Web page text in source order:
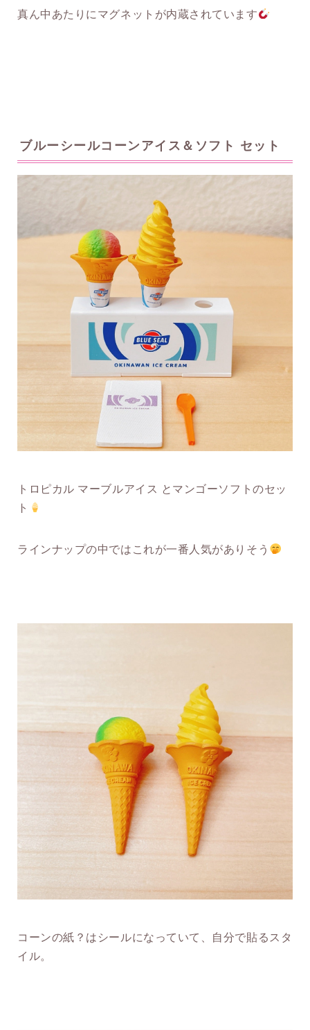
真ん中あたりにマグネットが内蔵されています
ブルーシールコーンアイス＆ソフト セット
トロピカル マーブルアイス とマンゴーソフトのセッ
ト
ラインナップの中ではこれが一番人気がありそう
コーンの紙？はシールになっていて、自分で貼るスタ
イル。